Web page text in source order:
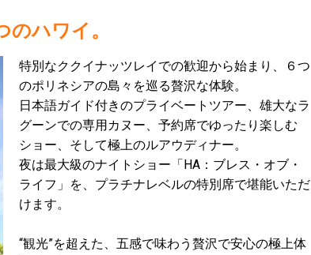
ハワイ。
特別なククイナッツレイでの歓迎から始まり、６つ
のポリネシアの島々を巡る贅沢な体験。
日本語ガイド付きのプライベートツアー、雄大なラ
グーンでの専用カヌー、予約席でゆったり楽しむ
ショー、そして極上のルアウディナー。
夜は最大級のナイトショー「HA：ブレス・オブ・
ライフ」を、プラチナレベルの特別席で堪能いただ
けます。
“観光”を超えた、五感で味わう贅沢で安心の極上体